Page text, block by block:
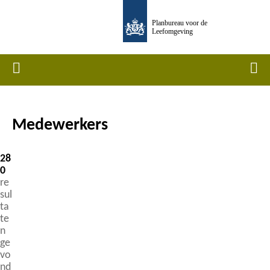
inhoud
Planbureau voor de
Leefomgeving
Home
Kruimelpad
Medewerkers
28
0
re
sul
ta
te
n
ge
vo
nd